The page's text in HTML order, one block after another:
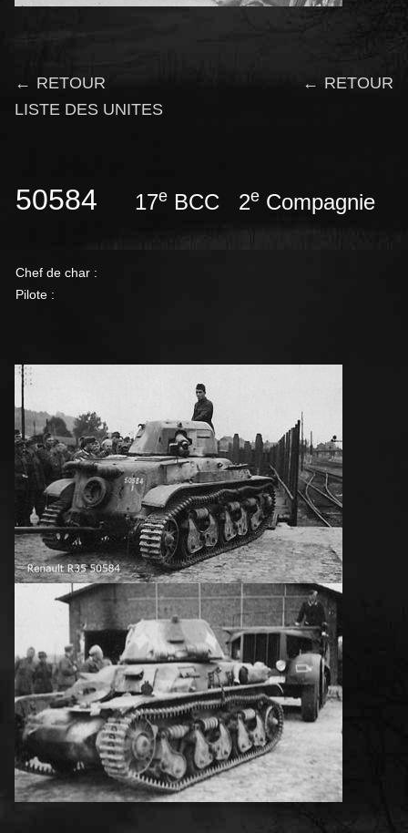
← RETOUR
← RETOUR
LISTE DES UNITES
50584 17e BCC 2e Compagnie
Chef de char :
Pilote :